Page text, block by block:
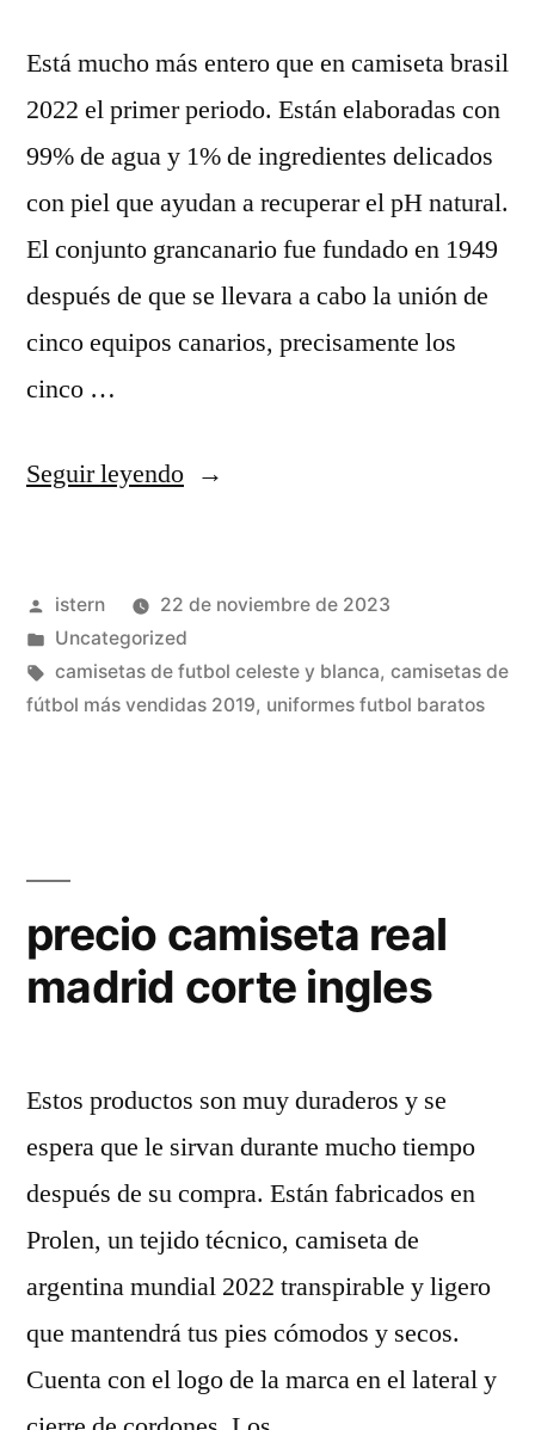
Está mucho más entero que en camiseta brasil
2022 el primer periodo. Están elaboradas con
99% de agua y 1% de ingredientes delicados
con piel que ayudan a recuperar el pH natural.
El conjunto grancanario fue fundado en 1949
después de que se llevara a cabo la unión de
cinco equipos canarios, precisamente los
cinco …
Seguir leyendo«venta
de
futbol
originales
Publicado
por
istern
22 de noviembre de 2023
Publicado
en
Uncategorized
Etiquetas:
camisetas de futbol celeste y blanca, camisetas de
fútbol más vendidas 2019, uniformes futbol baratos
precio camiseta real
madrid corte ingles
Estos productos son muy duraderos y se
espera que le sirvan durante mucho tiempo
después de su compra. Están fabricados en
Prolen, un tejido técnico, camiseta de
argentina mundial 2022 transpirable y ligero
que mantendrá tus pies cómodos y secos.
Cuenta con el logo de la marca en el lateral y